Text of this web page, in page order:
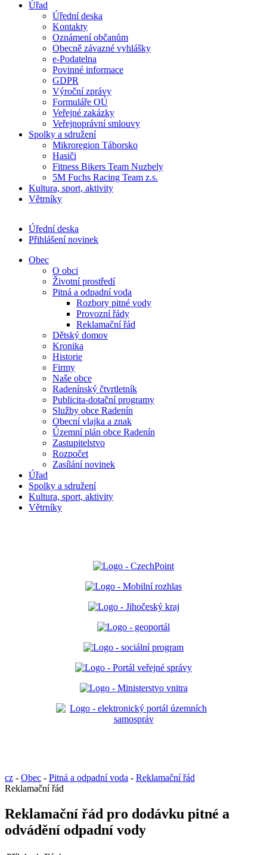
Úřad
Úřední deska
Kontakty
Oznámení občanům
Obecně závazné vyhlášky
e-Podatelna
Povinné informace
GDPR
Výroční zprávy
Formuláře OÚ
Veřejné zakázky
Veřejnoprávní smlouvy
Spolky a sdružení
Mikroregion Táborsko
Hasiči
Fitness Bikers Team Nuzbely
5M Fuchs Racing Team z.s.
Kultura, sport, aktivity
Větrníky
Úřední deska
Přihlášení novinek
Obec
O obci
Životní prostředí
Pitná a odpadní voda
Rozbory pitné vody
Provozní řády
Reklamační řád
Dětský domov
Kronika
Historie
Firmy
Naše obce
Radenínský čtvrtletník
Publicita-dotační programy
Služby obce Radenín
Obecní vlajka a znak
Územní plán obce Radenín
Zastupitelstvo
Rozpočet
Zasílání novinek
Úřad
Spolky a sdružení
Kultura, sport, aktivity
Větrníky
cz - Obec - Pitná a odpadní voda - Reklamační řád
Reklamační řád
Reklamační řád pro dodávku pitné a
odvádění odpadní vody